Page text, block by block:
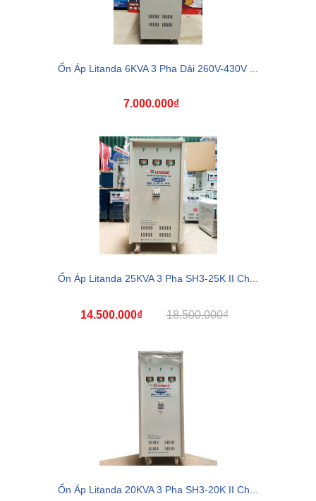
Ổn Áp Litanda 6KVA 3 Pha Dải 260V-430V ...
7.000.000₫
Ổn Áp Litanda 25KVA 3 Pha SH3-25K II Ch...
14.500.000₫ 18.500.000₫
Ổn Áp Litanda 20KVA 3 Pha SH3-20K II Ch...